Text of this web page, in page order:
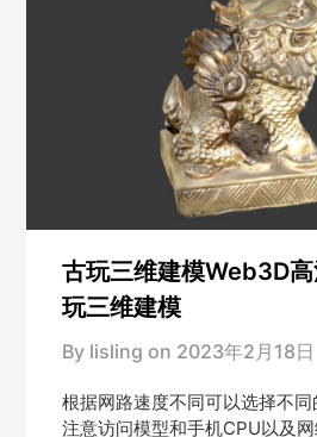
古玩三维建模Web3D
玩三维建模
By lisling on 2023年2月18日
根据网路速度不同可以选择不
注意访问模型和手机CPU以及